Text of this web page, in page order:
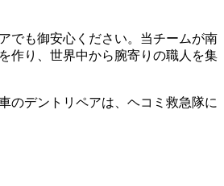
でも御安心ください。当チームが南
作り、世界中から腕寄りの職人を集
のデントリペアは、ヘコミ救急隊に